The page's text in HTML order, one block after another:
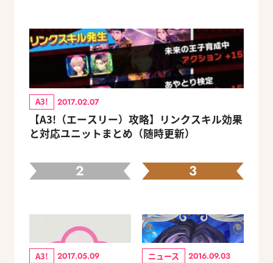
A3! 2017.02.07
【A3!（エースリー）攻略】リンクスキル効果
と対応ユニットまとめ（随時更新）
2
A3! 2017.05.09
3
ニュース 2016.09.03